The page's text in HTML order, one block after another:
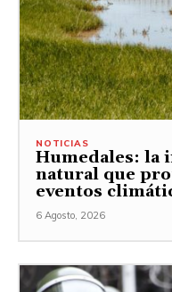
NOTICIAS
Humedales: la
natural que
eventos
6 Agosto, 2026